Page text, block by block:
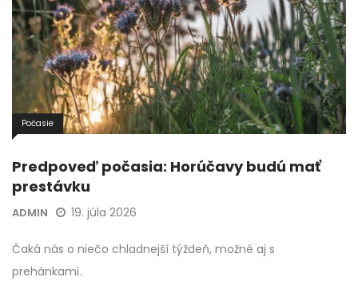
Počasie
Predpoveď počasia: Horúčavy budú mať
prestávku
ADMIN 19. júla 2026
Čaká nás o niečo chladnejší týždeň, možné aj s
prehánkami.